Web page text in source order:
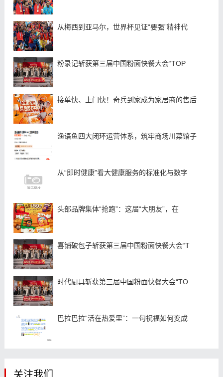
从梅西到亚马尔，世界杯见证“要强”精神代
粉录记斩获第三届中国粉面快餐大会“TOP
接单快、上门快！奇兵到家成为家居商的售后
渔语鱼四大闭环运营体系，筑牢商场川菜馆子
从“即时健康”看大健康服务的标准化与数字
头部品牌集体“抢跑”：这届“大朋友”，在
喜铺破包子斩获第三届中国粉面快餐大会“T
时代厨具斩获第三届中国粉面快餐大会“TO
巴拉巴拉“活在热爱里”：一句祝福如何变成
关注我们